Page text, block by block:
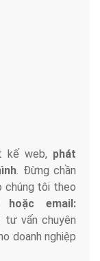
kế web, phát
. Đừng chần
chúng tôi theo
email:
vấn chuyên
doanh nghiệp